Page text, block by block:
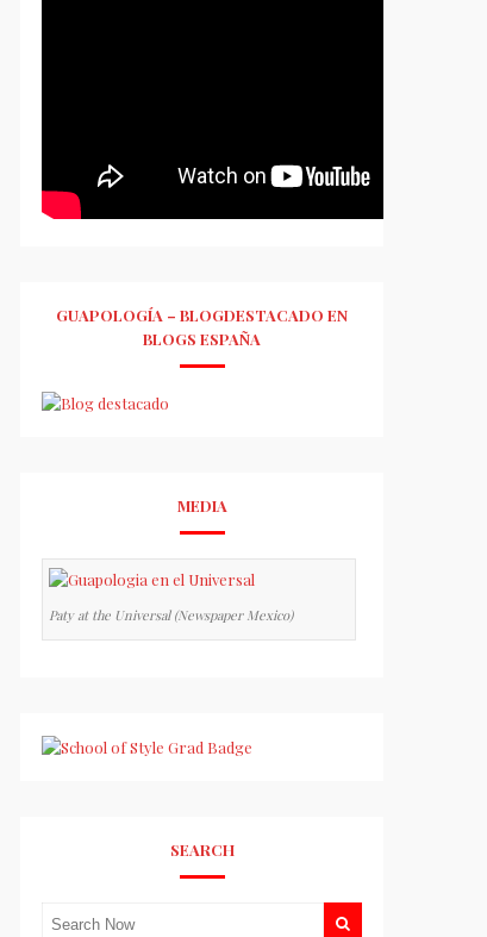
GUAPOLOGÍA – BLOGDESTACADO EN
BLOGS ESPAÑA
MEDIA
Paty at the Universal (Newspaper Mexico)
SEARCH